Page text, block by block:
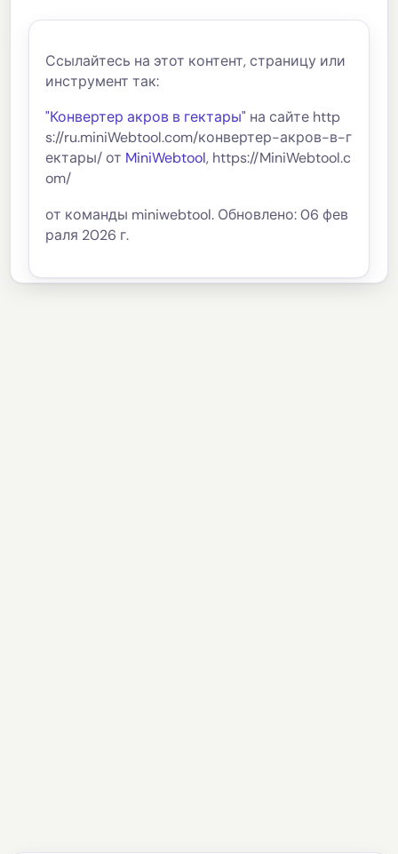
Ссылайтесь на этот контент, страницу или
инструмент так:
"Конвертер акров в гектары" на сайте http
s://ru.miniWebtool.com/конвертер-акров-в-г
ектары/ от MiniWebtool, https://MiniWebtool.c
om/
от команды miniwebtool. Обновлено: 06 фев
раля 2026 г.